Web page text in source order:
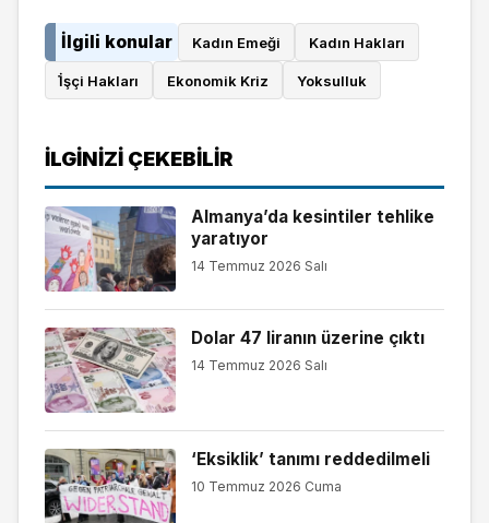
İlgili konular Kadın Emeği Kadın Hakları
İ̇şçi Hakları Ekonomik Kriz Yoksulluk
İLGINIZI ÇEKEBILIR
Almanya’da kesintiler tehlike
yaratıyor
14 Temmuz 2026 Salı
Dolar 47 liranın üzerine çıktı
14 Temmuz 2026 Salı
‘Eksiklik’ tanımı reddedilmeli
10 Temmuz 2026 Cuma